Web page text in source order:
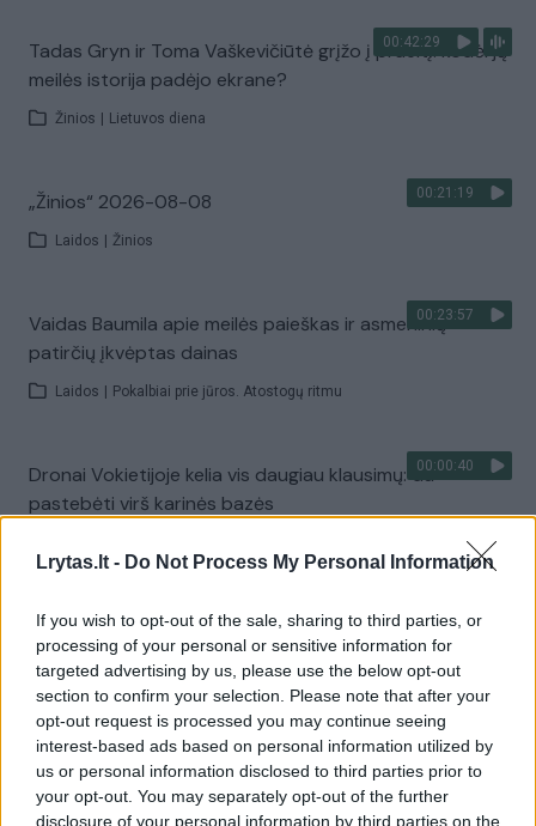
Lrytas.lt - Do Not Process My Personal Information
If you wish to opt-out of the sale, sharing to third parties, or
processing of your personal or sensitive information for
targeted advertising by us, please use the below opt-out
section to confirm your selection. Please note that after your
opt-out request is processed you may continue seeing
interest-based ads based on personal information utilized by
us or personal information disclosed to third parties prior to
your opt-out. You may separately opt-out of the further
disclosure of your personal information by third parties on the
00:42:29
Tadas Gryn ir Toma Vaškevičiūtė grįžo į praeitį: kodėl jų
meilės istorija padėjo ekrane?
Žinios Lietuvos diena
00:21:19
„Žinios“ 2026-08-08
Laidos Žinios
00:23:57
Vaidas Baumila apie meilės paieškas ir asmeninių
patirčių įkvėptas dainas
Laidos Pokalbiai prie jūros. Atostogų ritmu
00:00:40
Dronai Vokietijoje kelia vis daugiau klausimų: du
pastebėti virš karinės bazės
Visi įrašai
Žiūrimiausi įrašai
00:00:30